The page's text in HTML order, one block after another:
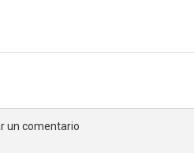
un comentario